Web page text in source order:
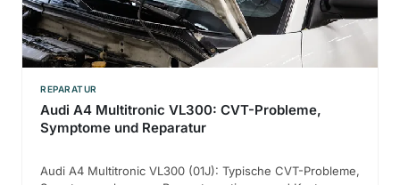
REPARATUR
Audi A4 Multitronic VL300: CVT-Probleme,
Symptome und Reparatur
Audi A4 Multitronic VL300 (01J): Typische CVT-Probleme,